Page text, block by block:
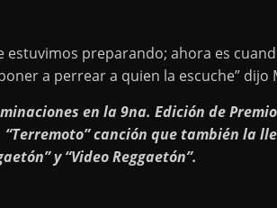
estuvimos preparando; ahora es
a perrear a quien la escuche” dijo
en la 9na. Edición de
canción que también la
y “Video Reggaetón”.